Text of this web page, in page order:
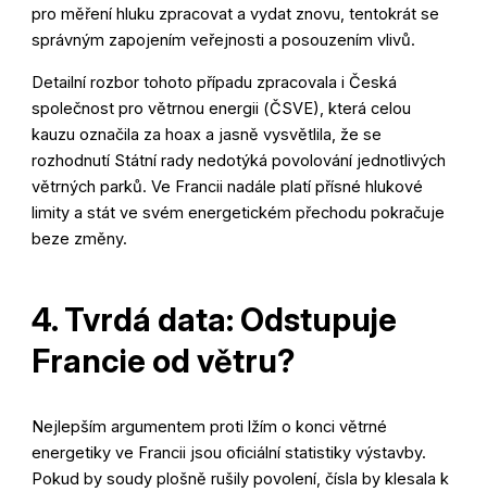
pro měření hluku zpracovat a vydat znovu, tentokrát se
správným zapojením veřejnosti a posouzením vlivů.
Detailní rozbor tohoto případu zpracovala i Česká
společnost pro větrnou energii (ČSVE), která celou
kauzu označila za hoax a jasně vysvětlila, že se
rozhodnutí Státní rady nedotýká povolování jednotlivých
větrných parků. Ve Francii nadále platí přísné hlukové
limity a stát ve svém energetickém přechodu pokračuje
beze změny.
4. Tvrdá data: Odstupuje
Francie od větru?
Nejlepším argumentem proti lžím o konci větrné
energetiky ve Francii jsou oficiální statistiky výstavby.
Pokud by soudy plošně rušily povolení, čísla by klesala k